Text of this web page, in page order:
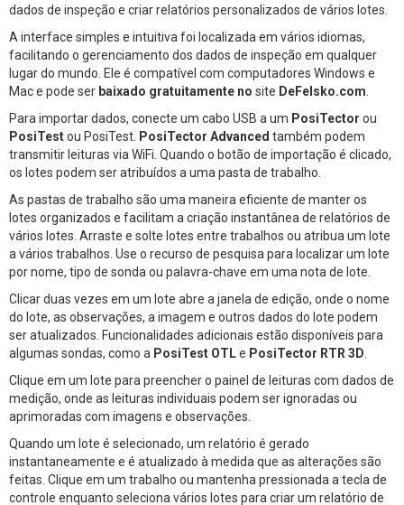
dados de inspeção e criar relatórios personalizados de vários lotes.
A interface simples e intuitiva foi localizada em vários idiomas,
facilitando o gerenciamento dos dados de inspeção em qualquer
lugar do mundo. Ele é compatível com computadores Windows e
Mac e pode ser baixado gratuitamente no site DeFelsko.com
Para importar dados, conecte um cabo USB a um PosiTector ou
PosiTestou PosiTest. PosiTector Advanced também podem
transmitir leituras via WiFi. Quando o botão de importação é clicado,
os lotes podem ser atribuídos a uma pasta de trabalho.
As pastas de trabalho são uma maneira eficiente de manter os
lotes organizados e facilitam a criação instantânea de relatórios de
vários lotes. Arraste e solte lotes entre trabalhos ou atribua um lote
a vários trabalhos. Use o recurso de pesquisa para localizar um lote
por nome, tipo de sonda ou palavra-chave em uma nota de lote.
Clicar duas vezes em um lote abre a janela de edição, onde o nome
do lote, as observações, a imagem e outros dados do lote podem
ser atualizados. Funcionalidades adicionais estão disponíveis para
algumas sondas, como a PosiTest OTLe PosiTector RTR 3D
Clique em um lote para preencher o painel de leituras com dados de
medição, onde as leituras individuais podem ser ignoradas ou
aprimoradas com imagens e observações.
Quando um lote é selecionado, um relatório é gerado
instantaneamente e é atualizado à medida que as alterações são
feitas. Clique em um trabalho ou mantenha pressionada a tecla de
controle enquanto seleciona vários lotes para criar um relatório de